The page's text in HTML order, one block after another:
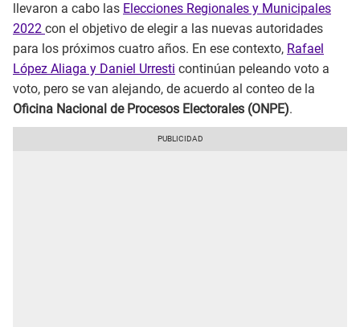
llevaron a cabo las Elecciones Regionales y Municipales
2022 con el objetivo de elegir a las nuevas autoridades
para los próximos cuatro años. En ese contexto, Rafael
López Aliaga y Daniel Urresti continúan peleando voto a
voto, pero se van alejando, de acuerdo al conteo de la
Oficina Nacional de Procesos Electorales (ONPE).